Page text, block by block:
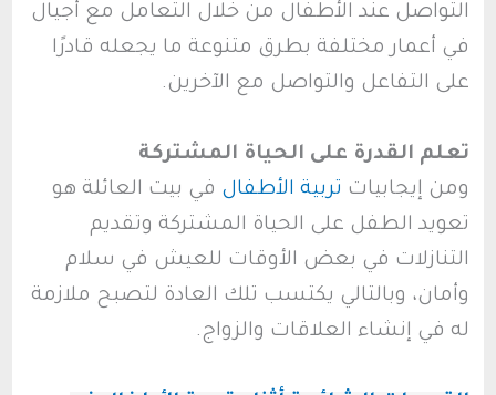
التواصل عند الأطفال من خلال التعامل مع أجيال
في أعمار مختلفة بطرق متنوعة ما يجعله قادرًا
على التفاعل والتواصل مع الآخرين.
تعلم القدرة على الحياة المشتركة
ومن إيجابيات تربية الأطفال في بيت العائلة هو
تعويد الطفل على الحياة المشتركة وتقديم
التنازلات في بعض الأوقات للعيش في سلام
وأمان، وبالتالي يكتسب تلك العادة لتصبح ملازمة
له في إنشاء العلاقات والزواج.